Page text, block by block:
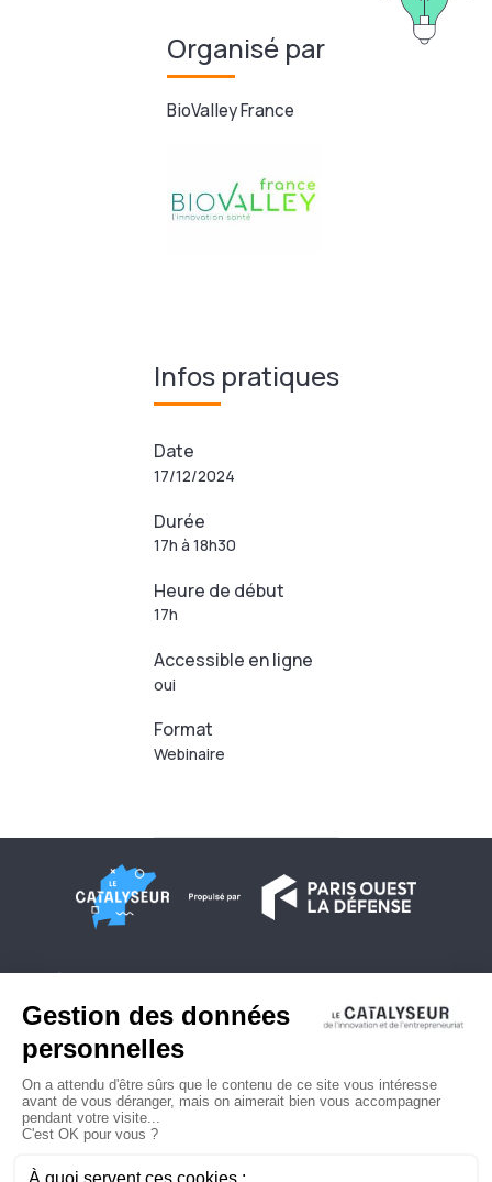
Organisé par
BioValley France
Infos pratiques
Date
17/12/2024
Durée
17h à 18h30
Heure de début
17h
Accessible en ligne
oui
Format
Webinaire
Conditions générales d'utilisation
Contactez-nous
Politique de confidentialité
Plan du site
© 2026 Copyright - Le Catalyseur